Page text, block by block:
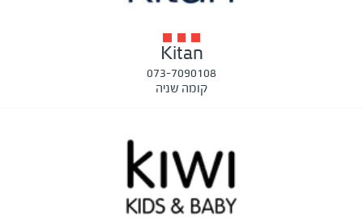
Kitan
073-7090108
קומה שניה